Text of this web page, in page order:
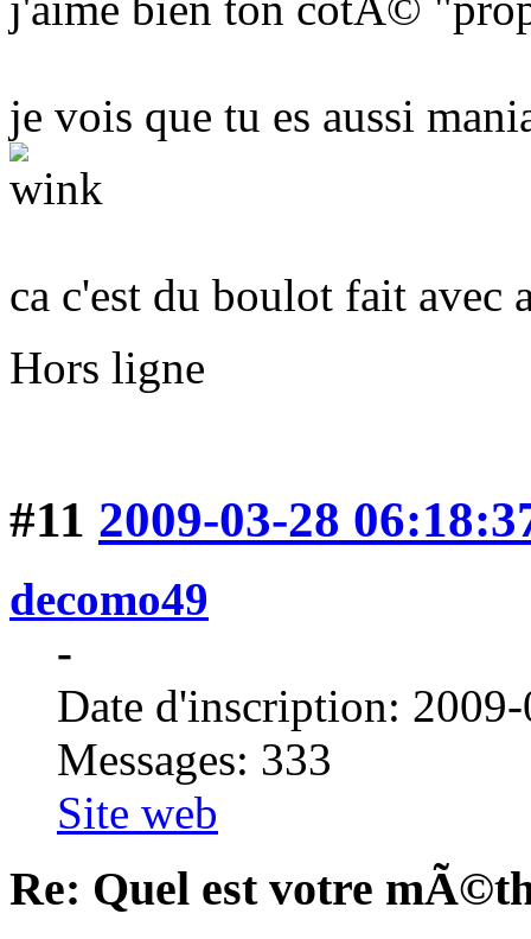
je vois que tu es aussi
ca c'est du boulot fait avec
Hors ligne
#11 2009-03-28
decomo49
-
Date d'inscription:
Messages: 333
Site web
Re: Quel est votre